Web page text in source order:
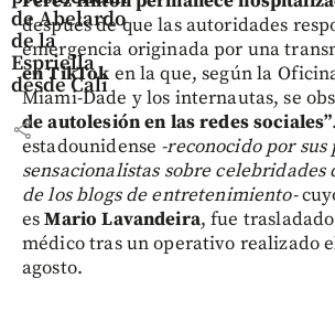
de Abelardo
de la
Espriella
desde Cali
share
después de que las autoridades
emergencia originada por una
en TikToken la que, según la
Miami-Dade y los internautas, se
de autolesión en las redes sociales”
estadounidense -reconocido por
sensacionalistas sobre celebridades
de los blogs de entretenimiento-
esMario Lavandeira, fue
médico tras un operativo realizado
agosto.